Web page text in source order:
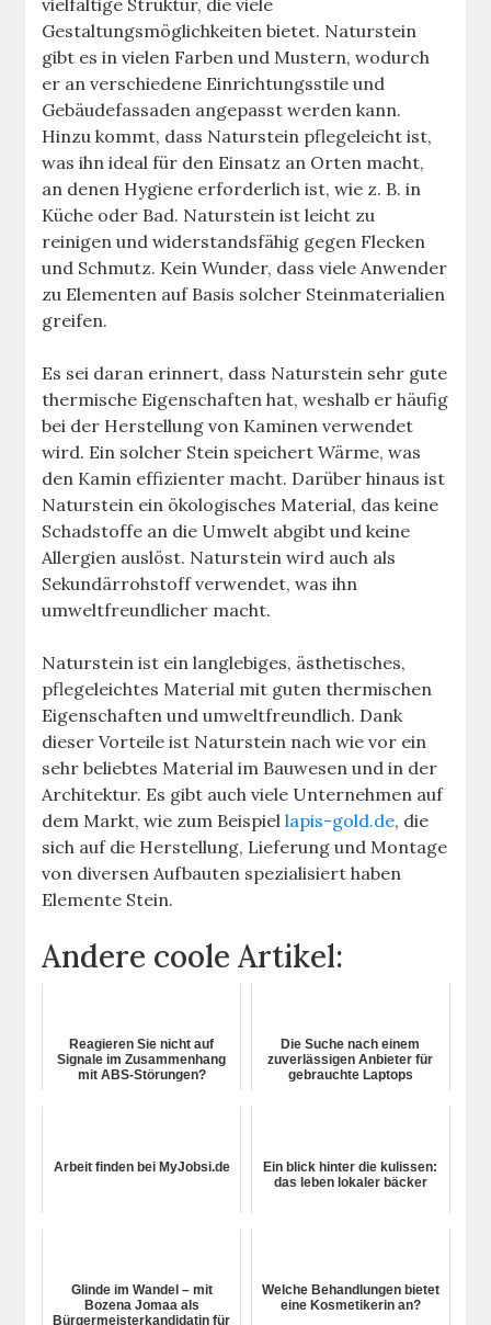
vielfältige Struktur, die viele
Gestaltungsmöglichkeiten bietet. Naturstein
gibt es in vielen Farben und Mustern, wodurch
er an verschiedene Einrichtungsstile und
Gebäudefassaden angepasst werden kann.
Hinzu kommt, dass Naturstein pflegeleicht ist,
was ihn ideal für den Einsatz an Orten macht,
an denen Hygiene erforderlich ist, wie z. B. in
Küche oder Bad. Naturstein ist leicht zu
reinigen und widerstandsfähig gegen Flecken
und Schmutz. Kein Wunder, dass viele Anwender
zu Elementen auf Basis solcher Steinmaterialien
greifen.
Es sei daran erinnert, dass Naturstein sehr gute
thermische Eigenschaften hat, weshalb er häufig
bei der Herstellung von Kaminen verwendet
wird. Ein solcher Stein speichert Wärme, was
den Kamin effizienter macht. Darüber hinaus ist
Naturstein ein ökologisches Material, das keine
Schadstoffe an die Umwelt abgibt und keine
Allergien auslöst. Naturstein wird auch als
Sekundärrohstoff verwendet, was ihn
umweltfreundlicher macht.
Naturstein ist ein langlebiges, ästhetisches,
pflegeleichtes Material mit guten thermischen
Eigenschaften und umweltfreundlich. Dank
dieser Vorteile ist Naturstein nach wie vor ein
sehr beliebtes Material im Bauwesen und in der
Architektur. Es gibt auch viele Unternehmen auf
dem Markt, wie zum Beispiellapis-gold.de, die
sich auf die Herstellung, Lieferung und Montage
von diversen Aufbauten spezialisiert haben
Elemente Stein.
Andere coole Artikel:
Reagieren Sie nicht auf
Signale im Zusammenhang
mit ABS-Störungen?
Die Suche nach einem
zuverlässigen Anbieter für
gebrauchte Laptops
Arbeit finden bei MyJobsi.de
Ein blick hinter die kulissen:
das leben lokaler bäcker
Glinde im Wandel – mit
Bozena Jomaa als
Bürgermeisterkandidatin für
Welche Behandlungen bietet
eine Kosmetikerin an?